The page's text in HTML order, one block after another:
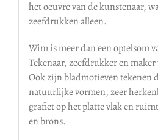
het oeuvre van de kunstenaar,
zeefdrukken alleen.
Wim is meer dan een optelsom
Tekenaar, zeefdrukker en
Ook zijn bladmotieven tekenen
natuurlijke vormen, zeer
grafiet op het platte vlak en
en brons.